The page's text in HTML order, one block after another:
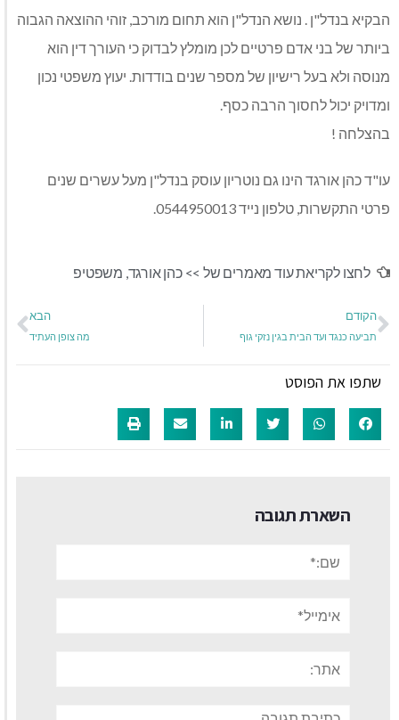
הבקיא בנדל"ן . נושא הנדל"ן הוא תחום מורכב, זוהי ההוצאה הגבוה
ביותר של בני אדם פרטיים לכן מומלץ לבדוק כי העורך דין הוא
מנוסה ולא בעל רישיון של מספר שנים בודדות. יעוץ משפטי נכון
ומדויק יכול לחסוך הרבה כסף.
בהצלחה !
עו"ד כהן אורגד הינו גם נוטריון עוסק בנדל"ן מעל עשרים שנים
פרטי התקשרות, טלפון נייד 0544950013.
לחצו לקריאת עוד מאמרים של >> כהן אורגד, משפטיפ
הקודם
תביעה כנגד ועד הבית בגין נזקי גוף
הבא
מה צופן העתיד
שתפו את הפוסט
השארת תגובה
תגובה